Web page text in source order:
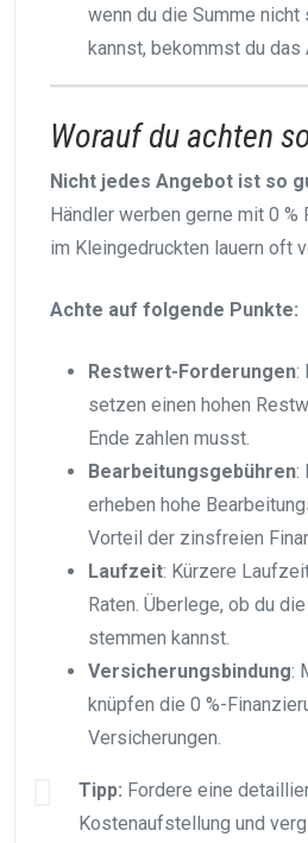
wenn du die Summe
kannst, bekommst du das
Worauf du achten
Nicht jedes Angebot ist so
Händler werben gerne mit 0 %
im Kleingedruckten lauern oft
Achte auf folgende Punkte:
Restwert-Forderungen:
setzen einen hohen
Ende zahlen musst.
Bearbeitungsgebühren:
erheben hohe
Vorteil der zinsfreien
Laufzeit: Kürzere
Raten. Überlege, ob du
stemmen kannst.
Versicherungsbindung:
knüpfen die 0 %-
Versicherungen.
Tipp: Fordere eine
Kostenaufstellung und